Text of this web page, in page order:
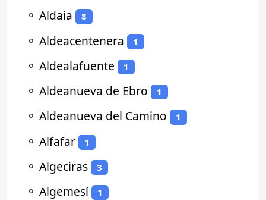
⚬ Aldaia 8
⚬ Aldeacentenera 1
⚬ Aldealafuente 1
⚬ Aldeanueva de Ebro 1
⚬ Aldeanueva del Camino 1
⚬ Alfafar 1
⚬ Algeciras 3
⚬ Algemesí 1